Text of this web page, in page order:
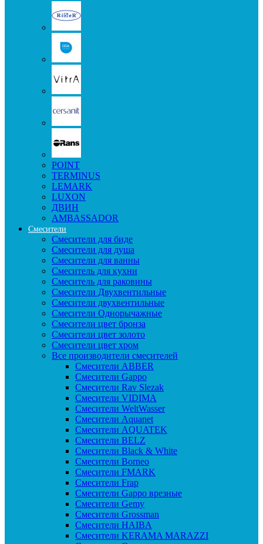
POINT
TERMINUS
LEMARK
LUXON
ДВИН
AMBASSADOR
Смесители
Смесители для биде
Смесители для душа
Смесители для ванны
Смеситель для кухни
Смеситель для раковины
Смесители Двухвентильные
Смесители двухвентильные
Смесители Однорычажные
Смесители цвет бронза
Смесители цвет золото
Смесители цвет хром
Все производители смесителей
Cмесители ABBER
Cмесители Gappo
Cмесители Rav Slezak
Cмесители VIDIMA
Cмесители WeltWasser
Смесители Aquanet
Смесители AQUATEK
Смесители BELZ
Смесители Black & White
Смесители Borneo
Смесители FMARK
Смесители Frap
Смесители Gappo врезные
Смесители Gemy
Смесители Grossman
Смесители HAIBA
Смесители KERAMA MARAZZI